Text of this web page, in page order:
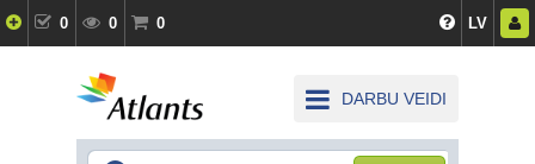
0 0 0 LV
DARBU VEIDI